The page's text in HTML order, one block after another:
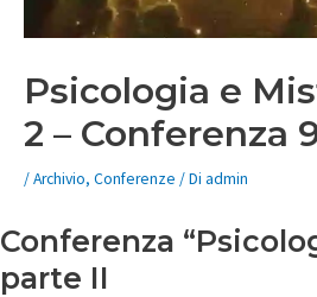
Psicologia e
2 – Conferenza
/Archivio, Conferenze / Di admin
Conferenza
parte II